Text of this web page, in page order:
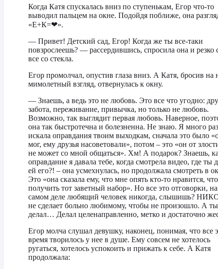
Когда Катя спускалась вниз по ступенькам, Егор что-то
выводил пальцем на окне. Подойдя поближе, она
«Е+К=❤».
— Привет! Детский сад, Егор! Когда же ты все-таки
повзрослеешь? — рассердившись, спросила она и резко
все со стекла.
Егор промолчал, опустив глаза вниз. А Катя, бросив на
мимолетный взгляд, отвернулась к окну.
— Знаешь, а ведь это не любовь. Это все что угодно:
забота, переживание, привычка, но только не любовь.
Возможно, так выглядит первая любовь. Наверное,
она так быстротечна и болезненна. Не знаю. Я много раз
искала оправдания твоим выходкам, сначала это было
мог, ему друзья насоветовали», потом – это «он от
не может со мной общаться». Хм! А подарок? Знаешь,
оправдание я давала тебе, когда смотрела видео, где ты
ей его?! – она усмехнулась, но продолжала смотреть в
Это «она сказала ему, что мне опять кто-то нравится,
получить тот заветный набор». Но все это отговорки, на
самом деле любящий человек никогда, слышишь?
не сделает больно любимому, чтобы не произошло. А ты
делал… Делал целенаправленно, метко и достаточно
Егор молча слушал девушку, наконец, понимая, что все
время творилось у нее в душе. Ему совсем не хотелось
ругаться, хотелось успокоить и прижать к себе. А Катя
продолжала: